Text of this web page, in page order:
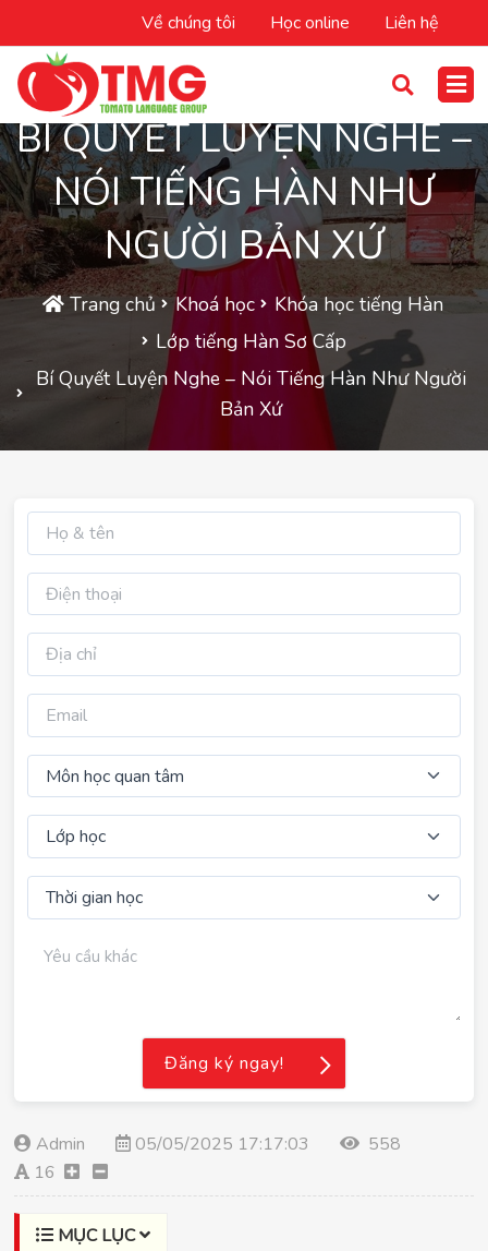
Về chúng tôi Học online Liên hệ
BÍ QUYẾT LUYỆN NGHE –
NÓI TIẾNG HÀN NHƯ
NGƯỜI BẢN XỨ
Trang chủ Khoá học
Khóa học tiếng Hàn
Lớp tiếng Hàn Sơ Cấp
Bí Quyết Luyện Nghe – Nói Tiếng Hàn Như Người
Bản Xứ
Admin 05/05/2025 17:17:03
558
16
MỤC LỤC
Đăng ký ngay!